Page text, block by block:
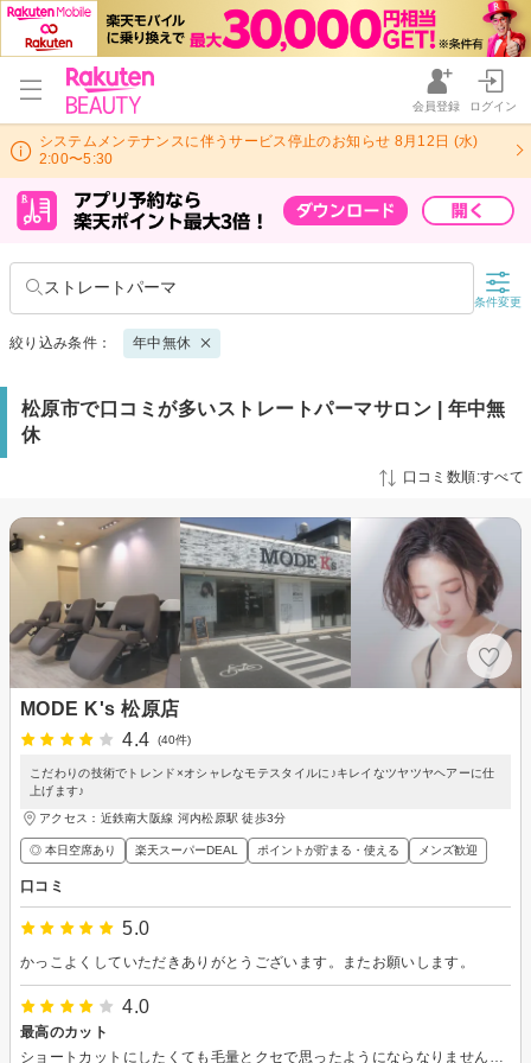
会員登録 ログイン
システムメンテナンスに伴うサービス停止のお知らせ 8月12日 (水)
2:00〜5:30
ストレートパーマ
条件変更
絞り込み条件： 年中無休
松原市で口コミが多いストレートパーマサロン | 年中無
休
口コミ数順:すべて
MODE K's 松原店
4.4
(40件)
こだわりの技術でトレンド×オシャレなモテスタイルに♪キレイなツヤツヤヘアーに仕
上げます♪
アクセス：近鉄南大阪線 河内松原駅 徒歩3分
◎ 本日空席あり 楽天スーパーDEAL ポイントが貯まる・使える メンズ歓迎
口コミ
5.0
かっこよくしていただきありがとうございます。またお願いします。
4.0
最高のカット